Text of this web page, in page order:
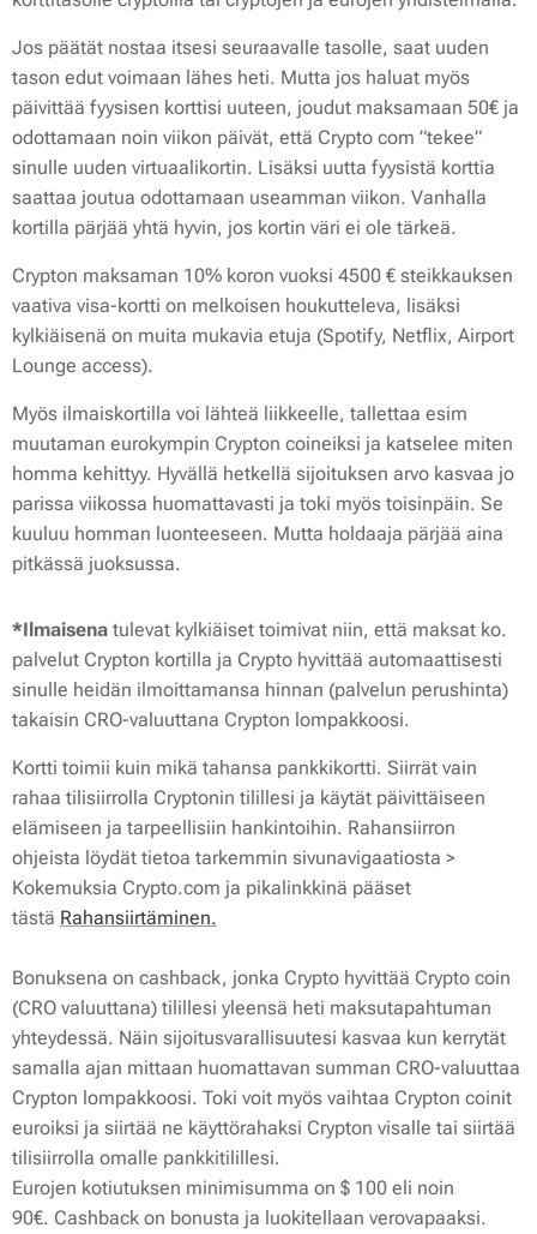
Jos päätät nostaa itsesi seuraavalle tasolle, saat uuden
tason edut voimaan lähes heti. Mutta jos haluat myös
päivittää fyysisen korttisi uuteen, joudut maksamaan 50€ ja
odottamaan noin viikon päivät, että Crypto com ”tekee”
sinulle uuden virtuaalikortin. Lisäksi uutta fyysistä korttia
saattaa joutua odottamaan useamman viikon. Vanhalla
kortilla pärjää yhtä hyvin, jos kortin väri ei ole tärkeä.
Crypton maksaman 10% koron vuoksi 4500 € steikkauksen
vaativa visa-kortti on melkoisen houkutteleva, lisäksi
kylkiäisenä on muita mukavia etuja (Spotify, Netflix, Airport
Lounge access).
Myös ilmaiskortilla voi lähteä liikkeelle, tallettaa esim
muutaman eurokympin Crypton coineiksi ja katselee miten
homma kehittyy. Hyvällä hetkellä sijoituksen arvo kasvaa jo
parissa viikossa huomattavasti ja toki myös toisinpäin. Se
kuuluu homman luonteeseen. Mutta holdaaja pärjää aina
pitkässä juoksussa.
*Ilmaisena tulevat kylkiäiset toimivat niin, että maksat ko.
palvelut Crypton kortilla ja Crypto hyvittää automaattisesti
sinulle heidän ilmoittamansa hinnan (palvelun perushinta)
takaisin CRO-valuuttana Crypton lompakkoosi.
Kortti toimii kuin mikä tahansa pankkikortti. Siirrät vain
rahaa tilisiirrolla Cryptonin tilillesi ja käytät päivittäiseen
elämiseen ja tarpeellisiin hankintoihin. Rahansiirron
ohjeista löydät tietoa tarkemmin sivunavigaatiosta >
Kokemuksia Crypto.com ja pikalinkkinä pääset
tästä Rahansiirtäminen.
Bonuksena on cashback, jonka Crypto hyvittää Crypto coin
(CRO valuuttana) tilillesi yleensä heti maksutapahtuman
yhteydessä. Näin sijoitusvarallisuutesi kasvaa kun kerrytät
samalla ajan mittaan huomattavan summan CRO-valuuttaa
Crypton lompakkoosi. Toki voit myös vaihtaa Crypton coinit
euroiksi ja siirtää ne käyttörahaksi Crypton visalle tai siirtää
tilisiirrolla omalle pankkitilillesi.
Eurojen kotiutuksen minimisumma on $ 100 eli noin
90€. Cashback on bonusta ja luokitellaan verovapaaksi.